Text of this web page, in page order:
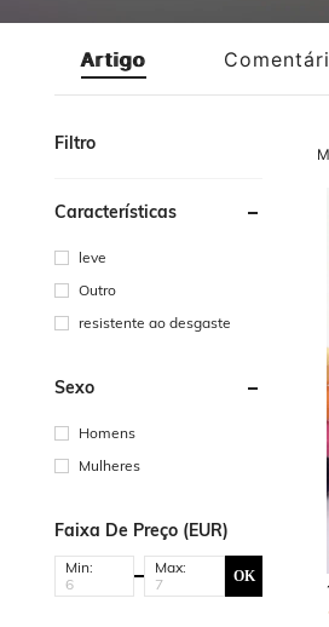
Artigo
Filtro
Características
leve
Outro
resistente ao desgaste
Sexo
Homens
Mulheres
Faixa De Preço (EUR)
Min: Max: OK